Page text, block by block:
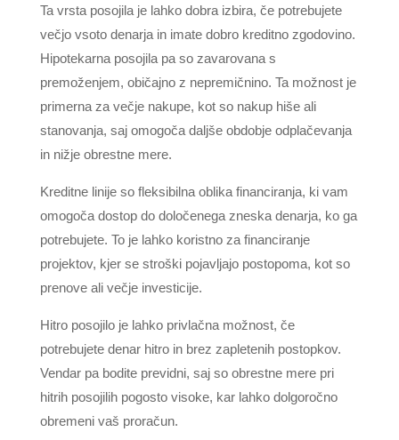
Ta vrsta posojila je lahko dobra izbira, če potrebujete
večjo vsoto denarja in imate dobro kreditno zgodovino.
Hipotekarna posojila pa so zavarovana s
premoženjem, običajno z nepremičnino. Ta možnost je
primerna za večje nakupe, kot so nakup hiše ali
stanovanja, saj omogoča daljše obdobje odplačevanja
in nižje obrestne mere.
Kreditne linije so fleksibilna oblika financiranja, ki vam
omogoča dostop do določenega zneska denarja, ko ga
potrebujete. To je lahko koristno za financiranje
projektov, kjer se stroški pojavljajo postopoma, kot so
prenove ali večje investicije.
Hitro posojilo je lahko privlačna možnost, če
potrebujete denar hitro in brez zapletenih postopkov.
Vendar pa bodite previdni, saj so obrestne mere pri
hitrih posojilih pogosto visoke, kar lahko dolgoročno
obremeni vaš proračun.